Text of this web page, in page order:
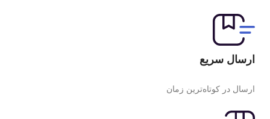
ارسال سریع
ارسال در کوتاه‌ترین زمان